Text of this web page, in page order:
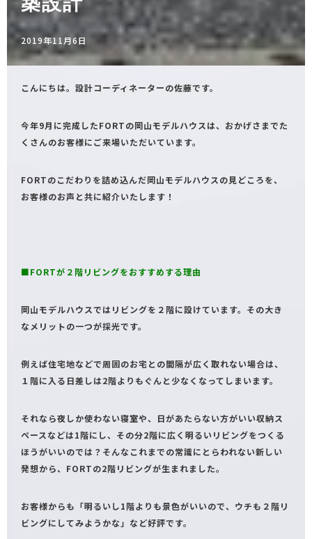
2019年11月6日
こんにちは。設計コーディネーターの佐藤です。
今年9月に完成したFORTの岡山モデルハウスは、おかげさまでた
くさんのお客様にご来場いただいています。
FORTのこだわりを詰め込んだ岡山モデルハウスの見どころを、
お客様のお声と共に紹介いたします！
■FORTが２階リビングをおすすめする理由
岡山モデルハウスではリビングを２階に設けています。その大き
なメリットの一つが採光です。
例えば住宅地などで周囲のお宅との間隔が広く取れない場合は、
１階に入る日差しは2階よりもぐんと少なくなってしまいます。
それなら夜しか使わない寝室や、日があたらない方がいい収納ス
ペースなどは1階にし、その分2階に広く明るいリビングをつくる
ほうがいいのでは？そんなこれまでの常識にとらわれない新しい
発想から、FORTの2階リビングが生まれました。
お客様からも「明るいし1階よりも景色がいいので、ウチも２階リ
ビングにしてみようかな」など好評です。